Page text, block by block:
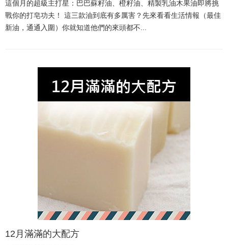
這個月的超級主打星：巴巴蘇籽油、橙籽油、精製乳油木果油即將挑
戰你的打皂功夫！ 這三款油到底有多厲害？先來看看生活情報（最佳
新油，通通入圍）你就知道他們的來頭都不...
12月滿滿的大配方